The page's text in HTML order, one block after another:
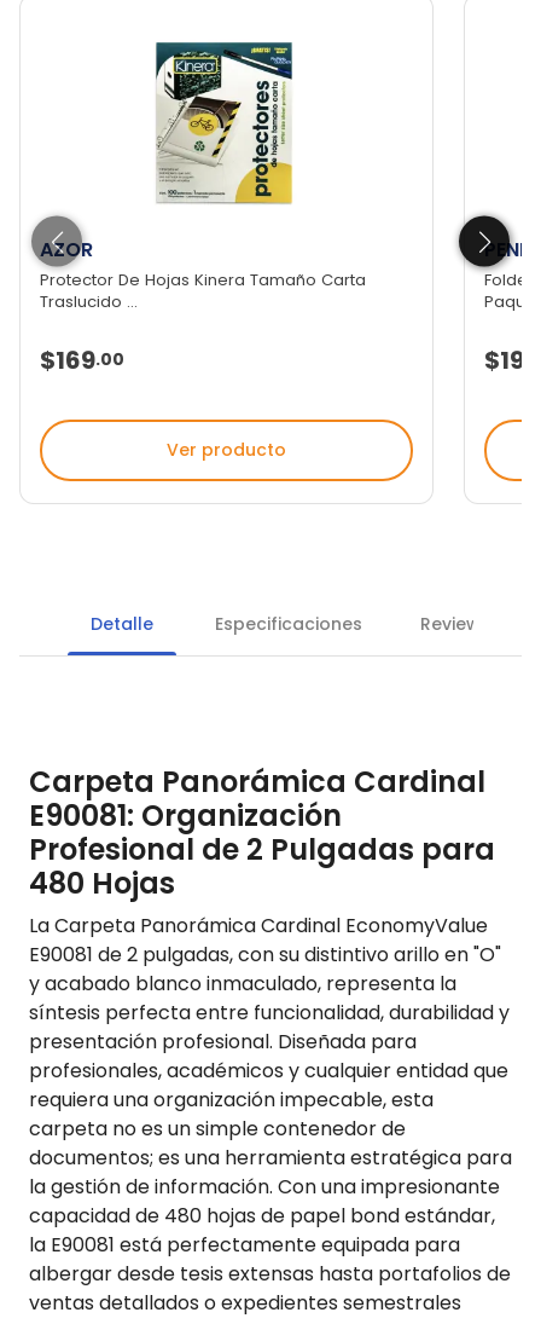
AZOR
Protector De Hojas Kinera Tamaño Carta
Traslucido ...
$169.00
Ver producto
Folder
$196
Detalle Especificaciones Reviews
Carpeta Panorámica Cardinal
E90081: Organización
Profesional de 2 Pulgadas para
480 Hojas
La Carpeta Panorámica Cardinal EconomyValue
E90081 de 2 pulgadas, con su distintivo arillo en "O"
y acabado blanco inmaculado, representa la
síntesis perfecta entre funcionalidad, durabilidad y
presentación profesional. Diseñada para
profesionales, académicos y cualquier entidad que
requiera una organización impecable, esta
carpeta no es un simple contenedor de
documentos; es una herramienta estratégica para
la gestión de información. Con una impresionante
capacidad de 480 hojas de papel bond estándar,
la E90081 está perfectamente equipada para
albergar desde tesis extensas hasta portafolios de
ventas detallados o expedientes semestrales